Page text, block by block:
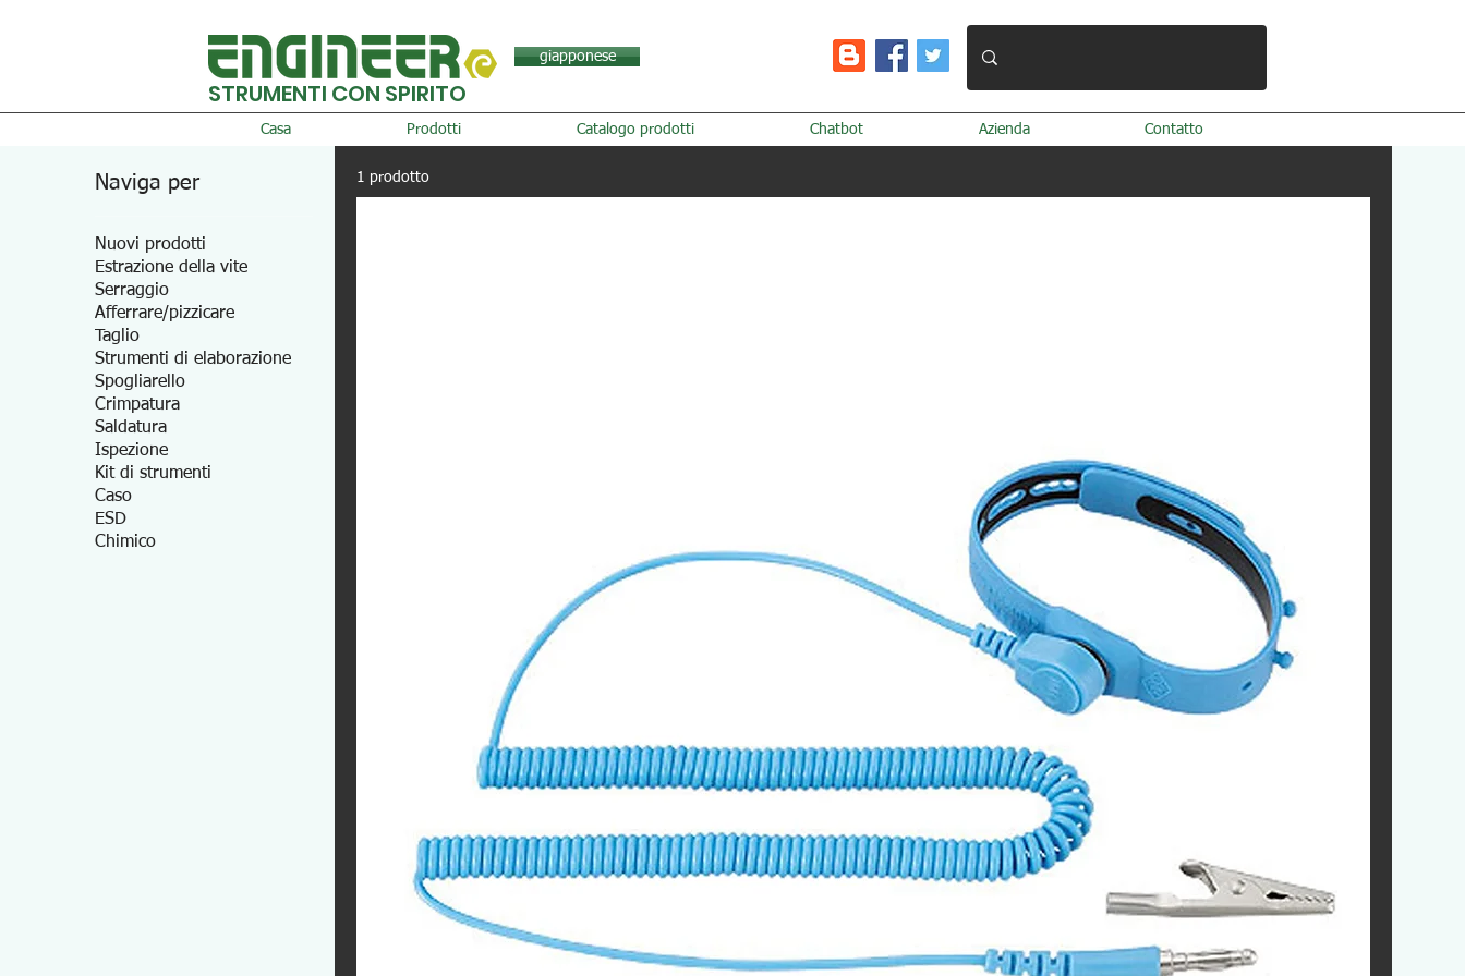
giapponese
STRUMENTI CON SPIRITO
Casa Prodotti Catalogo prodotti Chatbot Azienda Contatto
Naviga per
Nuovi prodotti
Estrazione della vite
Serraggio
Afferrare/pizzicare
Taglio
Strumenti di elaborazione
Spogliarello
Crimpatura
Saldatura
Ispezione
Kit di strumenti
Caso
ESD
Chimico
1 prodotto